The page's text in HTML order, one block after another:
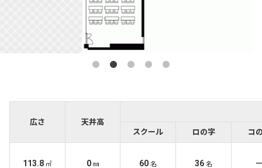
広さ
天井高
スクール
ロの字 コ
113.8 ㎡ 0 ㎜ 60 名 36 名